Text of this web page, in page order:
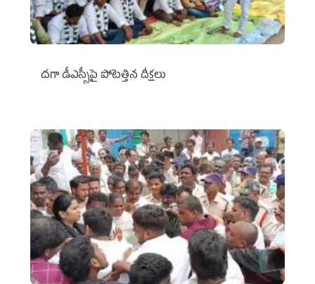
దగా డీఎస్సీపై పోటెత్తిన దీక్షలు